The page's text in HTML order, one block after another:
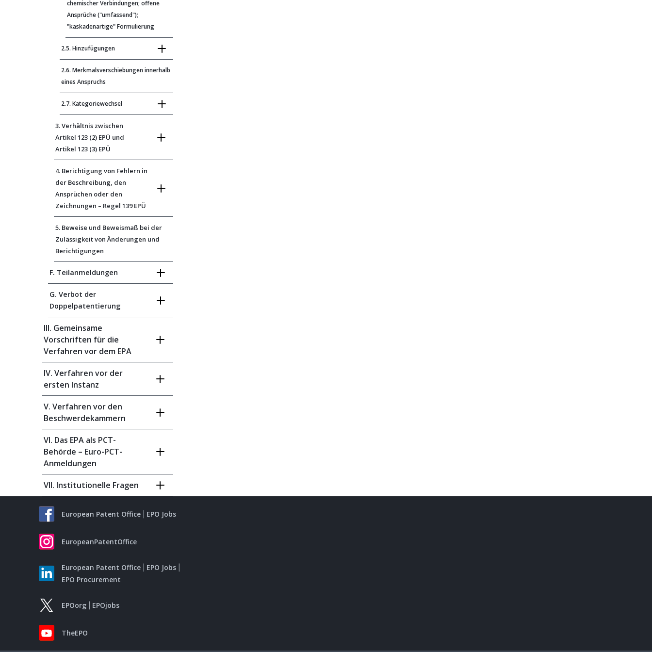
chemischer Verbindungen; offene
Ansprüche ("umfassend");
"kaskadenartige" Formulierung
2.5. Hinzufügungen
2.6. Merkmalsverschiebungen innerhalb
eines Anspruchs
2.7. Kategoriewechsel
3. Verhältnis zwischen
Artikel 123 (2) EPÜ und
Artikel 123 (3) EPÜ
4. Berichtigung von Fehlern in
der Beschreibung, den
Ansprüchen oder den
Zeichnungen – Regel 139 EPÜ
5. Beweise und Beweismaß bei der
Zulässigkeit von Änderungen und
Berichtigungen
F. Teilanmeldungen
G. Verbot der
Doppelpatentierung
III. Gemeinsame
Vorschriften für die
Verfahren vor dem EPA
IV. Verfahren vor der
ersten Instanz
V. Verfahren vor den
Beschwerdekammern
VI. Das EPA als PCT-
Behörde – Euro-PCT-
Anmeldungen
VII. Institutionelle Fragen
European Patent Office EPO Jobs
EuropeanPatentOffice
European Patent Office
EPO Jobs
EPO Procurement
EPOorg EPOjobs
TheEPO